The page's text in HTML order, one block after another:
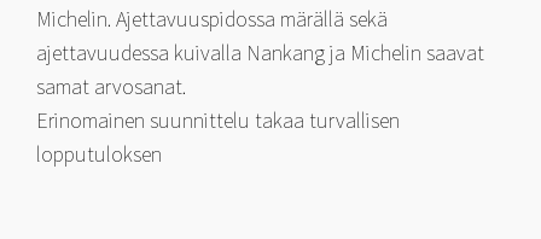
Michelin. Ajettavuuspidossa märällä sekä
ajettavuudessa kuivalla Nankang ja Michelin saavat
samat arvosanat.
Erinomainen suunnittelu takaa turvallisen
lopputuloksen